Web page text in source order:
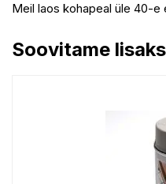
Meil laos kohapeal üle 40-e
Soovitame lisaks